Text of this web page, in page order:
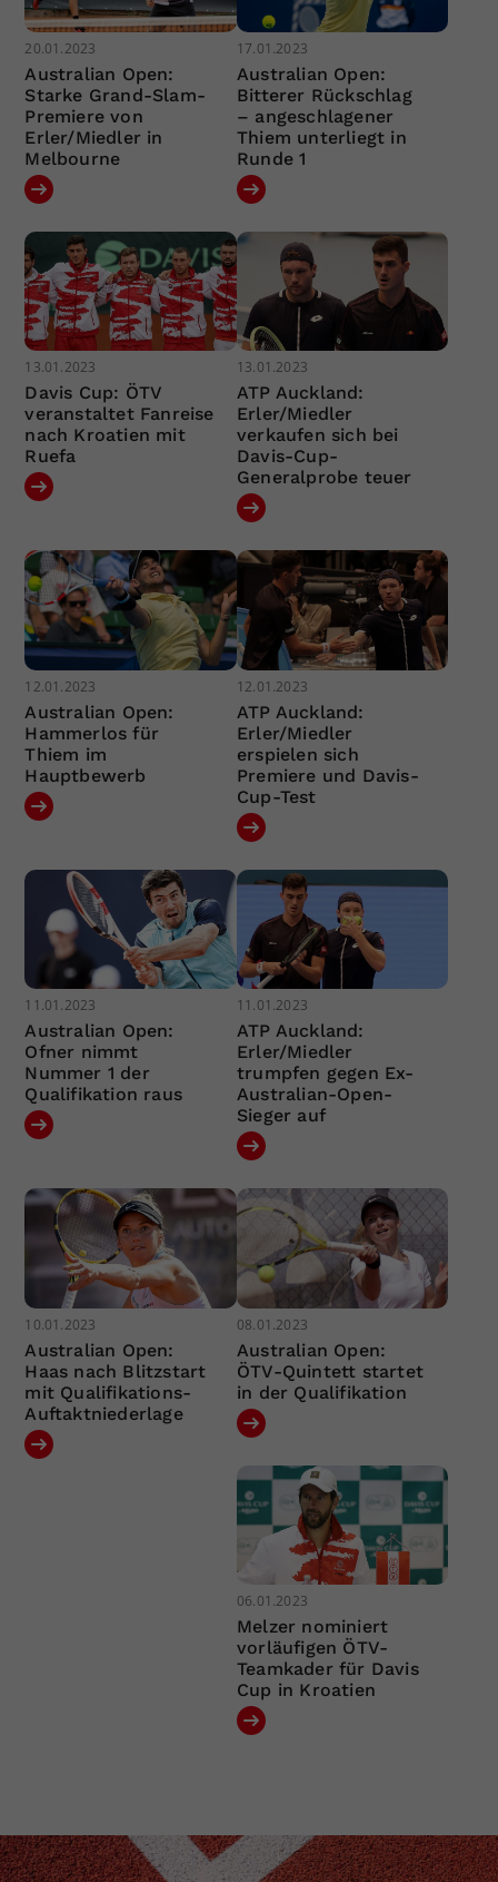
20.01.2023
Australian Open:
Starke Grand-Slam-
Premiere von
Erler/Miedler in
Melbourne
17.01.2023
Australian Open:
Bitterer Rückschlag
– angeschlagener
Thiem unterliegt in
Runde 1
13.01.2023
Davis Cup: ÖTV
veranstaltet Fanreise
nach Kroatien mit
Ruefa
13.01.2023
ATP Auckland:
Erler/Miedler
verkaufen sich bei
Davis-Cup-
Generalprobe teuer
12.01.2023
Australian Open:
Hammerlos für
Thiem im
Hauptbewerb
12.01.2023
ATP Auckland:
Erler/Miedler
erspielen sich
Premiere und Davis-
Cup-Test
11.01.2023
Australian Open:
Ofner nimmt
Nummer 1 der
Qualifikation raus
11.01.2023
ATP Auckland:
Erler/Miedler
trumpfen gegen Ex-
Australian-Open-
Sieger auf
10.01.2023
Australian Open:
Haas nach Blitzstart
mit Qualifikations-
Auftaktniederlage
08.01.2023
Australian Open:
ÖTV-Quintett startet
in der Qualifikation
06.01.2023
Melzer nominiert
vorläufigen ÖTV-
Teamkader für Davis
Cup in Kroatien